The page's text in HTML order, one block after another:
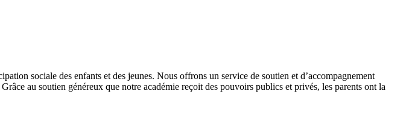
sociale des enfants et des jeunes. Nous offrons un service de soutien et d’accompagnement
au soutien généreux que notre académie reçoit des pouvoirs publics et privés, les parents ont la